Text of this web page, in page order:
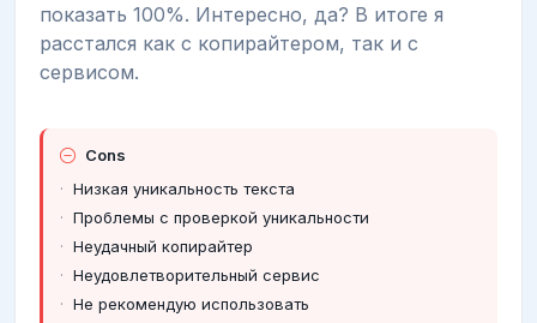
показать 100%. Интересно, да? В итоге я
расстался как с копирайтером, так и с
сервисом.
Cons
Низкая уникальность текста
Проблемы с проверкой уникальности
Неудачный копирайтер
Неудовлетворительный сервис
Не рекомендую использовать